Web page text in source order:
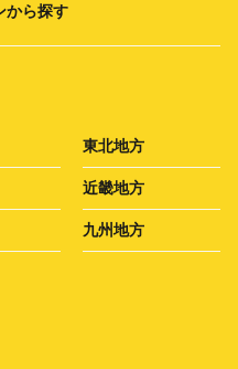
から探す
東北地方
近畿地方
九州地方